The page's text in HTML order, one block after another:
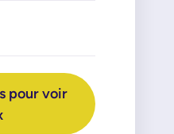
pour voir